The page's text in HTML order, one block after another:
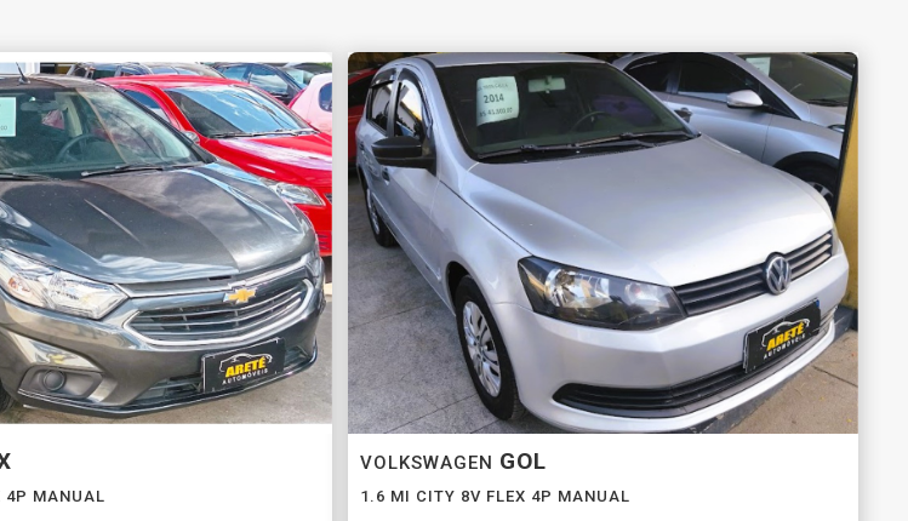
4P MANUAL
VOLKSWAGEN GOL
1.6 MI CITY 8V FLEX 4P MANUAL